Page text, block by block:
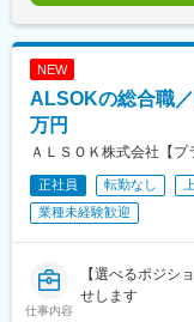
します。※試用期
ん。
NEW
ALSOKの総合職
万円
ＡＬＳＯＫ株式会社【プ
正社員 転勤なし
業種未経験歓迎
仕事内容
【選べるポジシ
せします